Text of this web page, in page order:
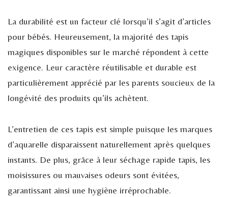
La durabilité est un facteur clé lorsqu’il s’agit d’articles
pour bébés. Heureusement, la majorité des tapis
magiques disponibles sur le marché répondent à cette
exigence. Leur caractère réutilisable et durable est
particulièrement apprécié par les parents soucieux de la
longévité des produits qu’ils achètent.
L’entretien de ces tapis est simple puisque les marques
d’aquarelle disparaissent naturellement après quelques
instants. De plus, grâce à leur séchage rapide tapis, les
moisissures ou mauvaises odeurs sont évitées,
garantissant ainsi une hygiène irréprochable.